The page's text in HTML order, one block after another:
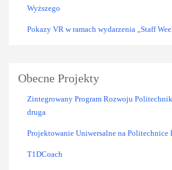
Wyższego
Pokazy VR w ramach wydarzenia „Staff
Obecne Projekty
Zintegrowany Program Rozwoju
druga
Projektowanie Uniwersalne na Politechnice
T1DCoach